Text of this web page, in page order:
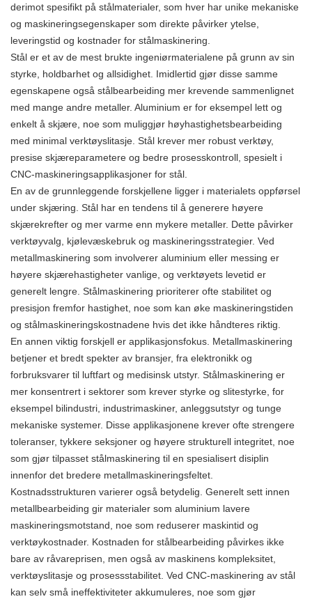
derimot spesifikt på stålmaterialer, som hver har unike mekaniske
og maskineringsegenskaper som direkte påvirker ytelse,
leveringstid og kostnader for stålmaskinering.
Stål er et av de mest brukte ingeniørmaterialene på grunn av sin
styrke, holdbarhet og allsidighet. Imidlertid gjør disse samme
egenskapene også stålbearbeiding mer krevende sammenlignet
med mange andre metaller. Aluminium er for eksempel lett og
enkelt å skjære, noe som muliggjør høyhastighetsbearbeiding
med minimal verktøyslitasje. Stål krever mer robust verktøy,
presise skjæreparametere og bedre prosesskontroll, spesielt i
CNC-maskineringsapplikasjoner for stål.
En av de grunnleggende forskjellene ligger i materialets oppførsel
under skjæring. Stål har en tendens til å generere høyere
skjærekrefter og mer varme enn mykere metaller. Dette påvirker
verktøyvalg, kjølevæskebruk og maskineringsstrategier. Ved
metallmaskinering som involverer aluminium eller messing er
høyere skjærehastigheter vanlige, og verktøyets levetid er
generelt lengre. Stålmaskinering prioriterer ofte stabilitet og
presisjon fremfor hastighet, noe som kan øke maskineringstiden
og stålmaskineringskostnadene hvis det ikke håndteres riktig.
En annen viktig forskjell er applikasjonsfokus. Metallmaskinering
betjener et bredt spekter av bransjer, fra elektronikk og
forbruksvarer til luftfart og medisinsk utstyr. Stålmaskinering er
mer konsentrert i sektorer som krever styrke og slitestyrke, for
eksempel bilindustri, industrimaskiner, anleggsutstyr og tunge
mekaniske systemer. Disse applikasjonene krever ofte strengere
toleranser, tykkere seksjoner og høyere strukturell integritet, noe
som gjør tilpasset stålmaskinering til en spesialisert disiplin
innenfor det bredere metallmaskineringsfeltet.
Kostnadsstrukturen varierer også betydelig. Generelt sett innen
metallbearbeiding gir materialer som aluminium lavere
maskineringsmotstand, noe som reduserer maskintid og
verktøykostnader. Kostnaden for stålbearbeiding påvirkes ikke
bare av råvareprisen, men også av maskinens kompleksitet,
verktøyslitasje og prosessstabilitet. Ved CNC-maskinering av stål
kan selv små ineffektiviteter akkumuleres, noe som gjør